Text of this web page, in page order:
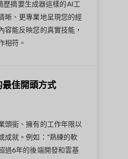
歷摘要生成器這樣的AI工
晰、更專業地呈現您的經
容能反映您的真實技能，
相符。
佳開頭方式
頭銜、擁有的工作年限以
成就。例如："熟練的軟
過6年的後端開發和雲基